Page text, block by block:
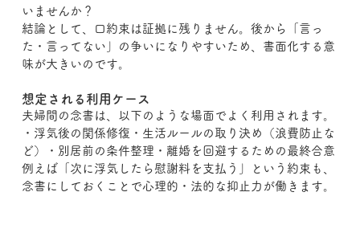
いませんか？
結論として、口約束は証拠に残りません。後から「言っ
た・言ってない」の争いになりやすいため、書面化する意
味が大きいのです。
想定される利用ケース
夫婦間の念書は、以下のような場面でよく利用されます。
・浮気後の関係修復・生活ルールの取り決め（浪費防止な
ど）・別居前の条件整理・離婚を回避するための最終合意
例えば「次に浮気したら慰謝料を支払う」という約束も、
念書にしておくことで心理的・法的な抑止力が働きます。